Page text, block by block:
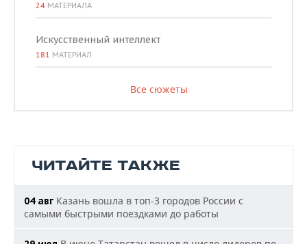
24 МАТЕРИАЛА
Искусственный интеллект
181 МАТЕРИАЛ
Все сюжеты
ЧИТАЙТЕ ТАКЖЕ
04 авг Казань вошла в топ-3 городов России с
самыми быстрыми поездками до работы